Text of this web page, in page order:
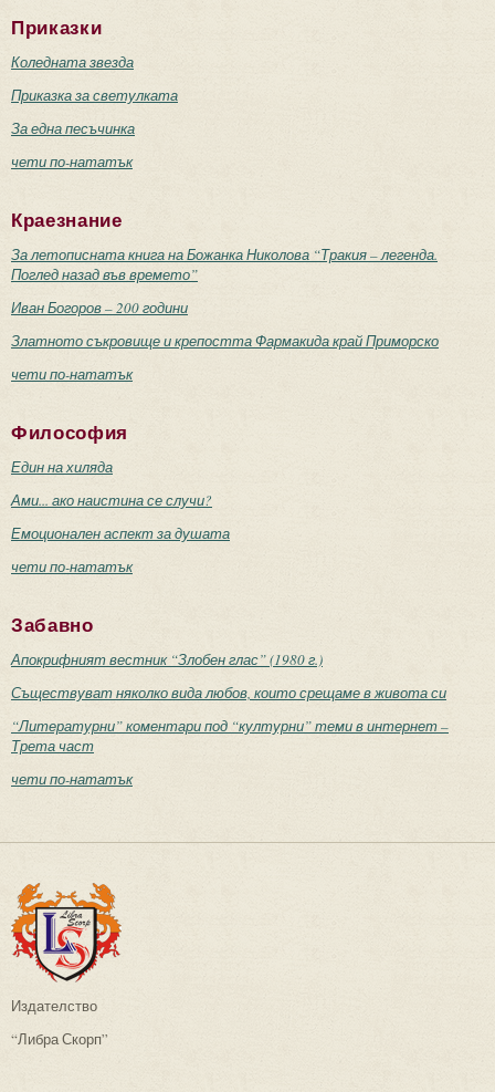
Приказки
Коледната звезда
Приказка за светулката
За една песъчинка
чети по-нататък
Краезнание
За летописната книга на Божанка Николова “Тракия – легенда.
Поглед назад във времето”
Иван Богоров – 200 години
Златното съкровище и крепостта Фармакида край Приморско
чети по-нататък
Философия
Един на хиляда
Ами... ако наистина се случи?
Емоционален аспект за душата
чети по-нататък
Забавно
Апокрифният вестник “Злобен глас” (1980 г.)
Съществуват няколко вида любов, които срещаме в живота си
“Литературни” коментари под “културни” теми в интернет –
Трета част
чети по-нататък
Издателство
“Либра Скорп”